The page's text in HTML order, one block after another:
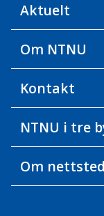
Aktuelt
Om NTNU
Kontakt
NTNU i tre
Om